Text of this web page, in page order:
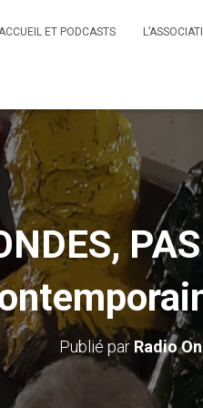
ET PODCASTS
Publié par Radio